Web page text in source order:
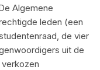
Algemene
leden (een
de vier
uit de